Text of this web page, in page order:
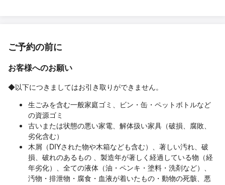
ご予約の前に
お客様へのお願い
◆以下につきましてはお引き取りができません。
生ごみを含む一般家庭ゴミ、ビン・缶・ペットボトルなど
の資源ゴミ
古いまたは状態の悪い家電、解体扱い家具（破損、腐敗、
劣化含む）
木屑（DIYされた物や木箱なども含む）、著しい汚れ、破
損、破れのあるもの 、製造年が著しく経過している物（経
年劣化）、全ての液体（油・ペンキ・塗料・洗剤など）、
汚物・排泄物・腐食・血液が着いたもの・動物の死骸、悪